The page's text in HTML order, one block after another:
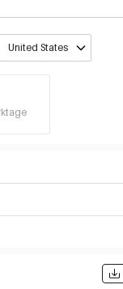
United States